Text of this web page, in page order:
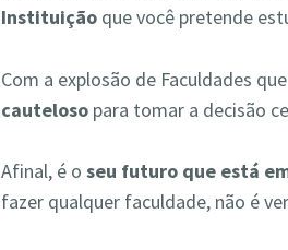
Instituição que você pretende
Com a explosão de Faculdades
cauteloso para tomar a decisão
Afinal, é oseu futuro que está
fazer qualquer faculdade, não é